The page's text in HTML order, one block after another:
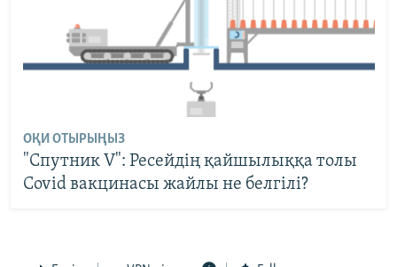
ОҚИ ОТЫРЫҢЫЗ
"Спутник V": Ресейдің қайшылыққа толы
Covid вакцинасы жайлы не белгілі?